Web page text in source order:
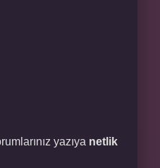
yazıya netlik